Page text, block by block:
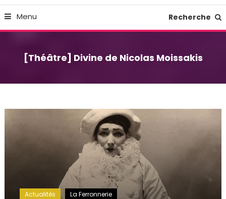
Menu Recherche
[Théâtre] Divine de Nicolas Moissakis
Actualités
La Ferronnerie